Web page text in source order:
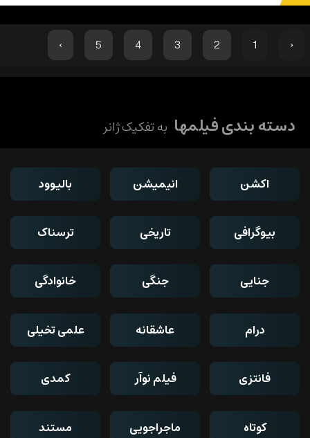
‹
1
2
3
4
5
›
دسته بندی فیلمها به تفکیک ژانر
اکشن انیمیشن بالیوود
بیوگرافی تاریخی ترسناک
جنایی جنگی خانوادگی
درام عاشقانه علمی تخیلی
فانتزی فیلم نوآر کمدی
کوتاه ماجراجویی مستند